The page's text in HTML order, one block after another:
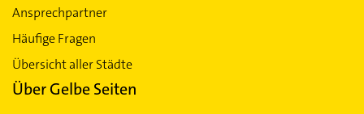
Ansprechpartner
Häufige Fragen
Übersicht aller Städte
Über Gelbe Seiten